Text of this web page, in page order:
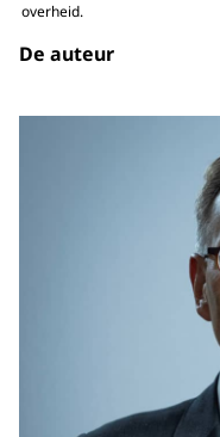
overheid.
De auteur